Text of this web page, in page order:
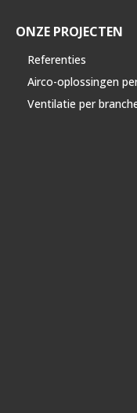
ONZE PROJECTEN
Referenties
Airco-oplossingen
Ventilatie per